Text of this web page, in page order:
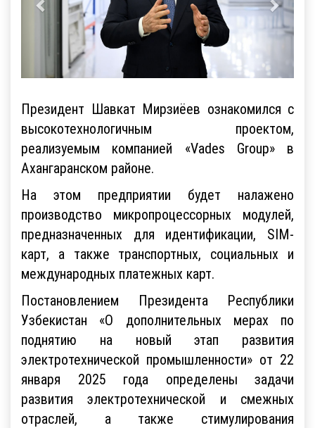
Президент Шавкат Мирзиёев ознакомился с
высокотехнологичным проектом,
реализуемым компанией «Vades Group» в
Ахангаранском районе.
На этом предприятии будет налажено
производство микропроцессорных модулей,
предназначенных для идентификации, SIM-
карт, а также транспортных, социальных и
международных платежных карт.
Постановлением Президента Республики
Узбекистан «О дополнительных мерах по
поднятию на новый этап развития
электротехнической промышленности» от 22
января 2025 года определены задачи
развития электротехнической и смежных
отраслей, а также стимулирования